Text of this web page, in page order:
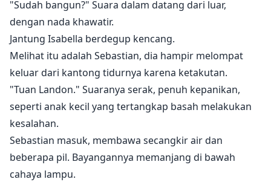
"Sudah bangun?" Suara dalam datang dari luar,
dengan nada khawatir.
Jantung Isabella berdegup kencang.
Melihat itu adalah Sebastian, dia hampir melompat
keluar dari kantong tidurnya karena ketakutan.
"Tuan Landon." Suaranya serak, penuh kepanikan,
seperti anak kecil yang tertangkap basah melakukan
kesalahan.
Sebastian masuk, membawa secangkir air dan
beberapa pil. Bayangannya memanjang di bawah
cahaya lampu.